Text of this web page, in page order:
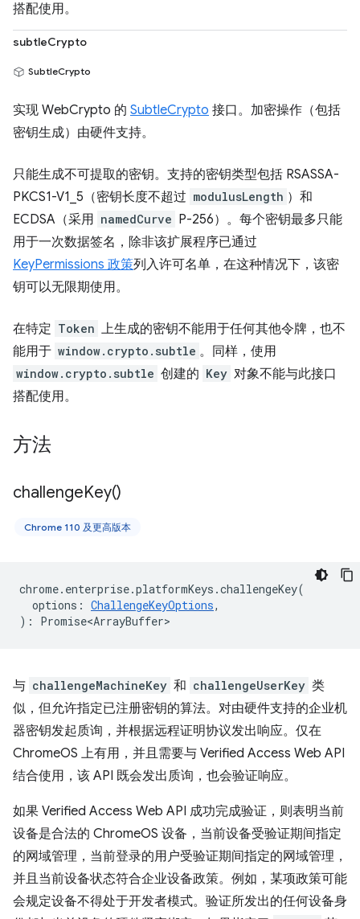
搭配使用。
subtleCrypto
SubtleCrypto
实现 WebCrypto 的 SubtleCrypto 接口。加密操作（包括
密钥生成）由硬件支持。
只能生成不可提取的密钥。支持的密钥类型包括 RSASSA-
PKCS1-V1_5（密钥长度不超过 modulusLength ）和
ECDSA（采用 namedCurve P-256）。每个密钥最多只能
用于一次数据签名，除非该扩展程序已通过
KeyPermissions 政策列入许可名单，在这种情况下，该密
钥可以无限期使用。
在特定 Token 上生成的密钥不能用于任何其他令牌，也不
能用于 window.crypto.subtle 。同样，使用
window.crypto.subtle 创建的 Key 对象不能与此接口
搭配使用。
方法
challengeKey()
Chrome 110 及更高版本
chrome. enterprise.platformKeys .challengeKey(
options : ChallengeKeyOptions,
) : Promise<ArrayBuffer>
与 challengeMachineKey 和 challengeUserKey 类
似，但允许指定已注册密钥的算法。对由硬件支持的企业机
器密钥发起质询，并根据远程证明协议发出响应。仅在
ChromeOS 上有用，并且需要与 Verified Access Web API
结合使用，该 API 既会发出质询，也会验证响应。
如果 Verified Access Web API 成功完成验证，则表明当前
设备是合法的 ChromeOS 设备，当前设备受验证期间指定
的网域管理，当前登录的用户受验证期间指定的网域管理，
并且当前设备状态符合企业设备政策。例如，某项政策可能
会规定设备不得处于开发者模式。验证所发出的任何设备身